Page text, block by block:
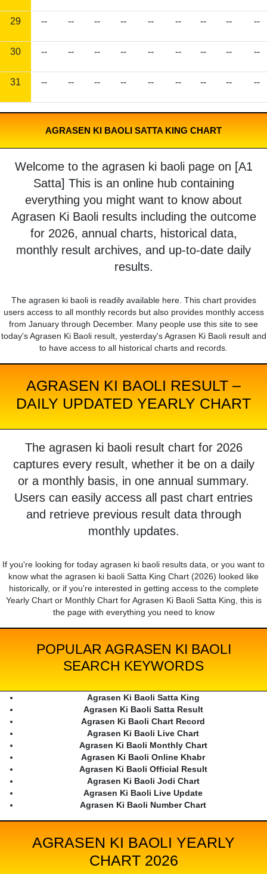
29 -- -- -- -- -- -- -- -- --
30 -- -- -- -- -- -- -- -- --
31 -- -- -- -- -- -- -- -- --
AGRASEN KI BAOLI SATTA KING CHART
Welcome to the agrasen ki baoli page on [A1
Satta] This is an online hub containing
everything you might want to know about
Agrasen Ki Baoli results including the outcome
for 2026, annual charts, historical data,
monthly result archives, and up-to-date daily
results.
The agrasen ki baoli is readily available here. This chart provides
users access to all monthly records but also provides monthly access
from January through December. Many people use this site to see
today's Agrasen Ki Baoli result, yesterday's Agrasen Ki Baoli result and
to have access to all historical charts and records.
AGRASEN KI BAOLI RESULT –
DAILY UPDATED YEARLY CHART
The agrasen ki baoli result chart for 2026
captures every result, whether it be on a daily
or a monthly basis, in one annual summary.
Users can easily access all past chart entries
and retrieve previous result data through
monthly updates.
If you're looking for today agrasen ki baoli results data, or you want to
know what the agrasen ki baoli Satta King Chart (2026) looked like
historically, or if you're interested in getting access to the complete
Yearly Chart or Monthly Chart for Agrasen Ki Baoli Satta King, this is
the page with everything you need to know
POPULAR AGRASEN KI BAOLI
SEARCH KEYWORDS
Agrasen Ki Baoli Satta King
Agrasen Ki Baoli Satta Result
Agrasen Ki Baoli Chart Record
Agrasen Ki Baoli Live Chart
Agrasen Ki Baoli Monthly Chart
Agrasen Ki Baoli Online Khabr
Agrasen Ki Baoli Official Result
Agrasen Ki Baoli Jodi Chart
Agrasen Ki Baoli Live Update
Agrasen Ki Baoli Number Chart
AGRASEN KI BAOLI YEARLY
CHART 2026